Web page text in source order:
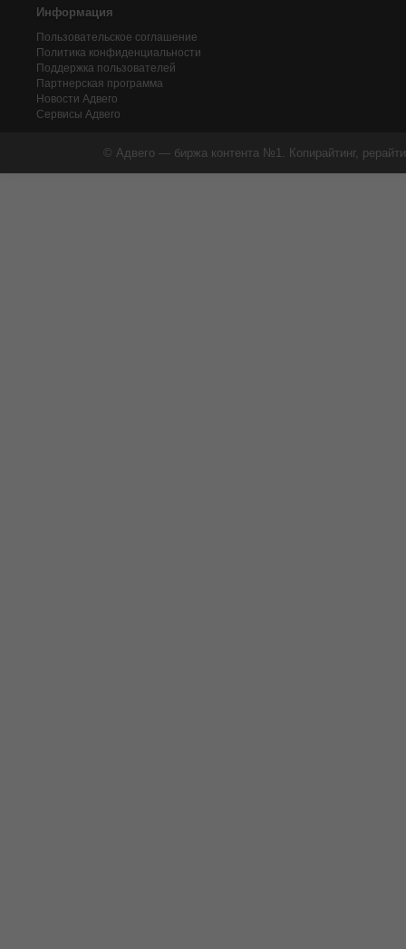
Информация
Пользовательское соглашение
Политика конфиденциальности
Поддержка пользователей
Партнерская программа
Новости Адвего
Сервисы Адвего
© Адвего — биржа контента №1. Копирайтинг,